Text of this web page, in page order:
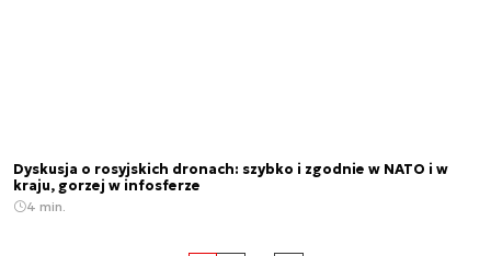
Dyskusja o rosyjskich dronach: szybko i zgodnie w NATO i w
kraju, gorzej w infosferze
4 min.